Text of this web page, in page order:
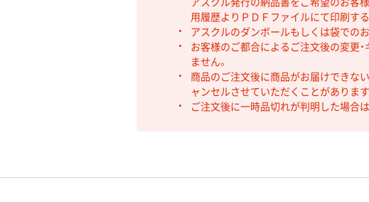
用履歴よりＰＤＦファイルにて印刷する
アスクルのダンボールもしくは袋での
お客様のご都合によるご注文後の変更・
ません。
商品のご注文後に商品がお届けできな
ャンセルさせていただくことがあります
ご注文後に一時品切れが判明した場合